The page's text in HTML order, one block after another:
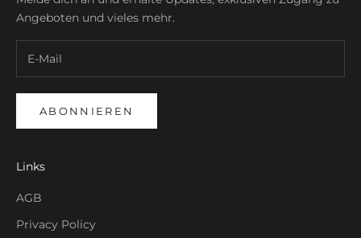
Angeboten und vieles mehr.
ABONNIEREN
Links
AGB
Privacy Policy